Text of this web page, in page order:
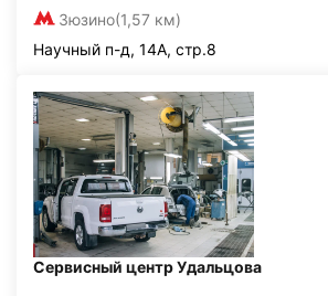
Зюзино(1,57 км)
Научный п-д, 14А, стр.8
Сервисный центр Удальцова